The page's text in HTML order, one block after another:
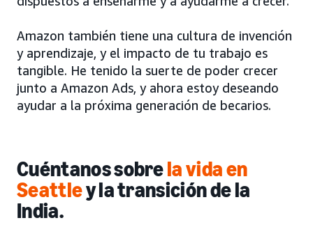
Amazon también tiene una cultura de invención
y aprendizaje, y el impacto de tu trabajo es
tangible. He tenido la suerte de poder crecer
junto a Amazon Ads, y ahora estoy deseando
ayudar a la próxima generación de becarios.
Cuéntanos sobrela vida en
Seattley la transición de la
India.